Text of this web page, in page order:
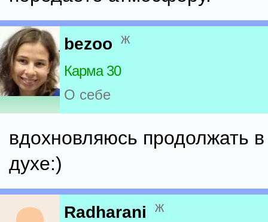
bezoo ж
Карма 30
О себе
вдохновляюсь продолжать
духе:)
Radharani ж